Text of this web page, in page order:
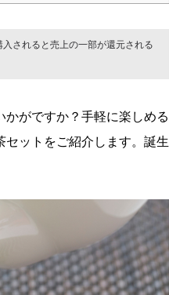
されると売上の一部が還元される
がですか？手軽に楽しめる
ットをご紹介します。誕生